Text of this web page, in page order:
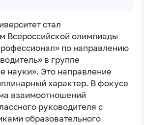
стал
Всероссийской олимпиады
по направлению
в группе
науки». Это направление
характер. В фокусе
взаимоотношений
руководителя с
образовательного